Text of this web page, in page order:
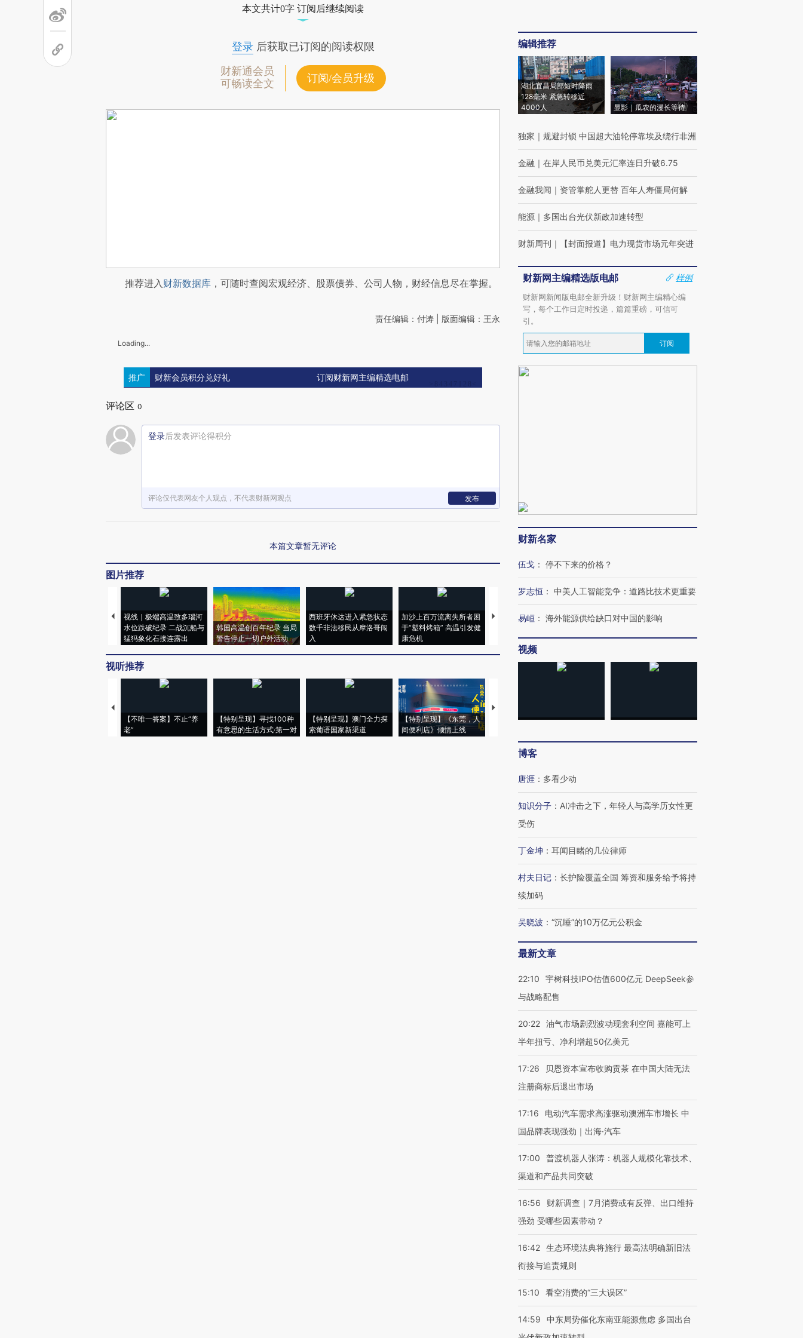
本文共计0字 订阅后继续阅读
登录后获取已订阅的阅读权限
财新通会员
可畅读全文
订阅/会员升级
推荐进入财新数据库 ，可随时查阅宏观经济、股票债券、公司人物，财经信息尽在掌握。
责任编辑：付涛 | 版面编辑：王永
Loading...
推广 财新会员积分兑好礼 订阅财新网主编精选电邮
评论区 0
登录后发表评论得积分
评论仅代表网友个人观点，不代表财新网观点 发布
本篇文章暂无评论
图片推荐
视线｜极端高温致多瑙河
水位跌破纪录 二战沉船与
猛犸象化石接连露出
韩国高温创百年纪录 当局
警告停止一切户外活动
西班牙休达进入紧急状态
数千非法移民从摩洛哥闯
入
加沙上百万流离失所者困
于“塑料烤箱” 高温引发健
康危机
视线｜HYROX的吸金
心“花钱找虐”？
马航飞行员跨国走私7万
毒品
育部长拱下台
视听推荐
【不唯一答案】不止“养
老”
【特别呈现】寻找100种
有意思的生活方式·第一对
【特别呈现】澳门全力探
索葡语国家新渠道
【特别呈现】《东莞，人
间便利店》倾情上线
【推广】走进第四届链博
会，让数智科技“链”接产
【特别呈现】寻找100种
CFO：不靠规模取胜，华
编辑推荐
湖北宜昌局部短时降雨
128毫米 紧急转移近
4000人
显影｜瓜农的漫长等待
独家 ｜ 规避封锁 中国超大油轮停靠埃及绕行非洲
金融 ｜ 在岸人民币兑美元汇率连日升破6.75
金融我闻 ｜ 资管掌舵人更替 百年人寿僵局何解
能源 ｜ 多国出台光伏新政加速转型
财新周刊 ｜ 【封面报道】电力现货市场元年突进
财新网主编精选版电邮
样例
财新网新闻版电邮全新升级！财新网主编精心编
写，每个工作日定时投递，篇篇重磅，可信可
引。
订阅
财新名家
伍戈 ： 停不下来的价格？
罗志恒 ： 中美人工智能竞争：道路比技术更重要
易峘 ： 海外能源供给缺口对中国的影响
视频
博客
唐涯 ： 多看少动
知识分子 ： AI冲击之下，年轻人与高学历女性更
受伤
丁金坤 ： 耳闻目睹的几位律师
村夫日记 ： 长护险覆盖全国 筹资和服务给予将持
续加码
吴晓波 ： “沉睡”的10万亿元公积金
最新文章
22:10
宇树科技IPO估值600亿元 DeepSeek参
与战略配售
20:22 油气市场剧烈波动现套利空间 嘉能可上
半年扭亏、净利增超50亿美元
17:26
贝恩资本宣布收购贡茶 在中国大陆无法
注册商标后退出市场
17:16
电动汽车需求高涨驱动澳洲车市增长 中
国品牌表现强劲｜出海·汽车
17:00
普渡机器人张涛：机器人规模化靠技术、
渠道和产品共同突破
16:56
财新调查｜7月消费或有反弹、出口维持
强劲 受哪些因素带动？
16:42 生态环境法典将施行 最高法明确新旧法
衔接与追责规则
15:10 看空消费的“三大误区”
14:59
中东局势催化东南亚能源焦虑 多国出台